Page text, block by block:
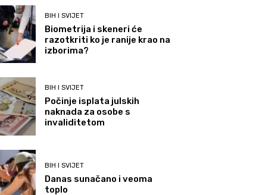
BIH I SVIJET
Biometrija i skeneri će
razotkriti ko je ranije krao na
izborima?
BIH I SVIJET
Počinje isplata julskih
naknada za osobe s
invaliditetom
BIH I SVIJET
Danas sunačano i veoma
toplo